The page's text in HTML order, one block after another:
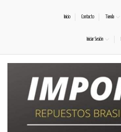
Inicio Contacto Tienda
Iniciar Sesión